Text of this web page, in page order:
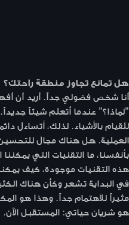
هل تمانع تجاوز منطقة راحتك؟
أنا شخص فضولي جداً. أريد أن
"لماذا؟" عندما أتعلم شيئاً
للقيام بالأشياء. لذلك، أتساءل
العملية. هل هناك مجال
بأنفسنا، ما التقنيات التي
هذه التقنيات موجودة، كيف
في البداية تشعر وكأن هناك
مثيراً للاهتمام جداً. وهذا هو
هو شريان حياتي: المستقبل الآن.